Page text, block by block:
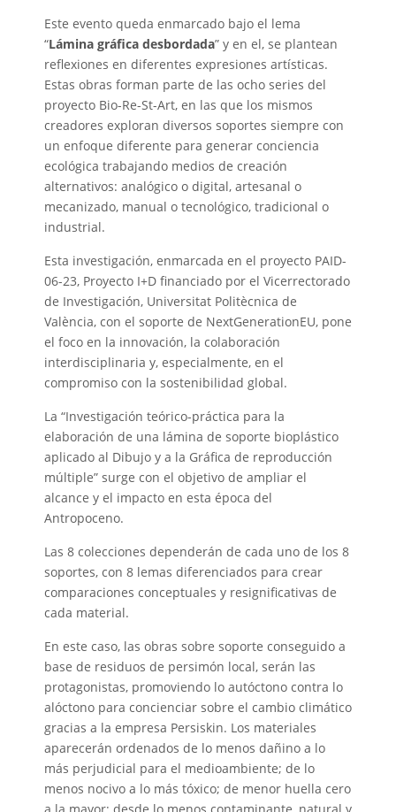
Este evento queda enmarcado bajo el lema
“Lámina gráfica desbordada” y en el, se plantean
reflexiones en diferentes expresiones artísticas.
Estas obras forman parte de las ocho series del
proyecto Bio-Re-St-Art, en las que los mismos
creadores exploran diversos soportes siempre con
un enfoque diferente para generar conciencia
ecológica trabajando medios de creación
alternativos: analógico o digital, artesanal o
mecanizado, manual o tecnológico, tradicional o
industrial.
Esta investigación, enmarcada en el proyecto PAID-
06-23, Proyecto I+D financiado por el Vicerrectorado
de Investigación, Universitat Politècnica de
València, con el soporte de NextGenerationEU, pone
el foco en la innovación, la colaboración
interdisciplinaria y, especialmente, en el
compromiso con la sostenibilidad global.
La “Investigación teórico-práctica para la
elaboración de una lámina de soporte bioplástico
aplicado al Dibujo y a la Gráfica de reproducción
múltiple” surge con el objetivo de ampliar el
alcance y el impacto en esta época del
Antropoceno.
Las 8 colecciones dependerán de cada uno de los 8
soportes, con 8 lemas diferenciados para crear
comparaciones conceptuales y resignificativas de
cada material.
En este caso, las obras sobre soporte conseguido a
base de residuos de persimón local, serán las
protagonistas, promoviendo lo autóctono contra lo
alóctono para concienciar sobre el cambio climático
gracias a la empresa Persiskin. Los materiales
aparecerán ordenados de lo menos dañino a lo
más perjudicial para el medioambiente; de lo
menos nocivo a lo más tóxico; de menor huella cero